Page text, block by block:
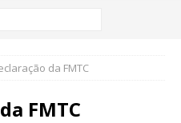
da FMTC
FMTC